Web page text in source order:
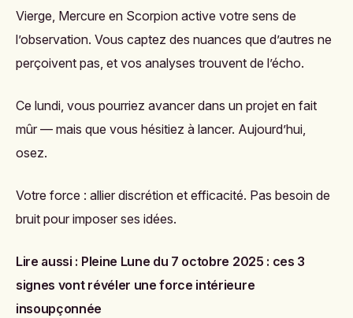
Vierge, Mercure en Scorpion active votre sens de
l’observation. Vous captez des nuances que d’autres ne
perçoivent pas, et vos analyses trouvent de l’écho.
Ce lundi, vous pourriez avancer dans un projet en fait
mûr — mais que vous hésitiez à lancer. Aujourd’hui,
osez.
Votre force : allier discrétion et efficacité. Pas besoin de
bruit pour imposer ses idées.
Lire aussi : Pleine Lune du 7 octobre 2025 : ces 3
signes vont révéler une force intérieure
insoupçonnée